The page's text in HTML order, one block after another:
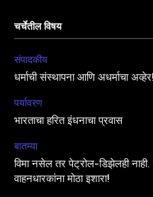
चर्चेतील विषय
संपादकीय
धर्माची संस्थापना आणि अधर्माचा अव्हेर!
पर्यावरण
भारताचा हरित इंधनाचा प्रवास
बातम्या
विमा नसेल तर पेट्रोल-डिझेलही नाही.
वाहनधारकांना मोठा इशारा!